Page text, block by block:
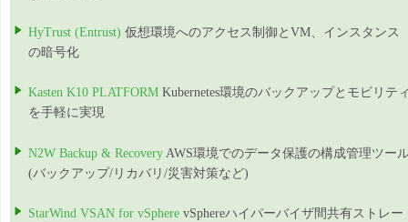
HyTrust (Entrust) 仮想環境へのアクセス制御とVM、インスタンス
の暗号化
Kasten K10 PLATFORM Kubernetes環境のバックアップとモビリテ
を手軽に実現
N2W Backup & Recovery AWS環境でのデータ保護の構成管理ツー
(バックアップ/リカバリ/災害対策など)
StarWind VSAN for vSphere vSphereハイパーバイザ間共有ストレー